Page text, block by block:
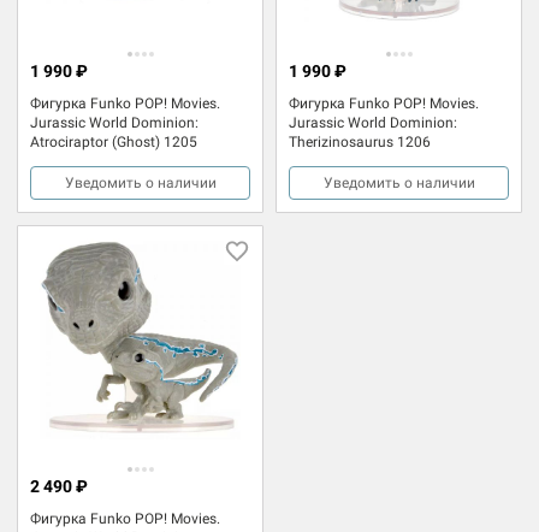
Фигурка Funko POP! Movies.
Jurassic World Dominion:
Atrociraptor (Ghost) 1205
1 990 ₽
Уведомить о наличии
Фигурка Funko POP! Movies.
Jurassic World Dominion:
Therizinosaurus 1206
1 990 ₽
Уведомить о наличии
Фигурка Funko POP! Movies.
2 490 ₽